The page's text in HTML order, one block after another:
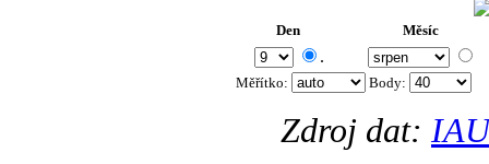
Den Měsíc
.
Měřítko: Body:
Zdroj dat: